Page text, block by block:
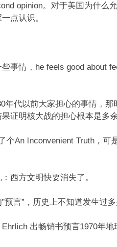
opinion。对于美国为什么
点认识。
事情，he feels good about
年代以前大家担心的事情，那
证明核大战的担心根本是多
个An Inconvenient Truth，可
西方文明快要消失了。
预言”，历史上不知道发生过
出畅销书预言1970年